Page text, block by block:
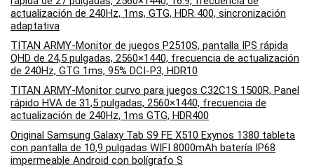
actualización de 240Hz, 1ms, GTG, HDR 400, sincronización
adaptativa
TITAN ARMY-Monitor de juegos P2510S, pantalla IPS rápida
QHD de 24,5 pulgadas, 2560×1440, frecuencia de actualización
de 240Hz, GTG 1ms, 95% DCI-P3, HDR10
TITAN ARMY-Monitor curvo para juegos C32C1S 1500R, Panel
rápido HVA de 31,5 pulgadas, 2560×1440, frecuencia de
actualización de 240Hz, 1ms GTG, HDR400
Original Samsung Galaxy Tab S9 FE X510 Exynos 1380 tableta
con pantalla de 10,9 pulgadas WIFI 8000mAh batería IP68
impermeable Android con bolígrafo S